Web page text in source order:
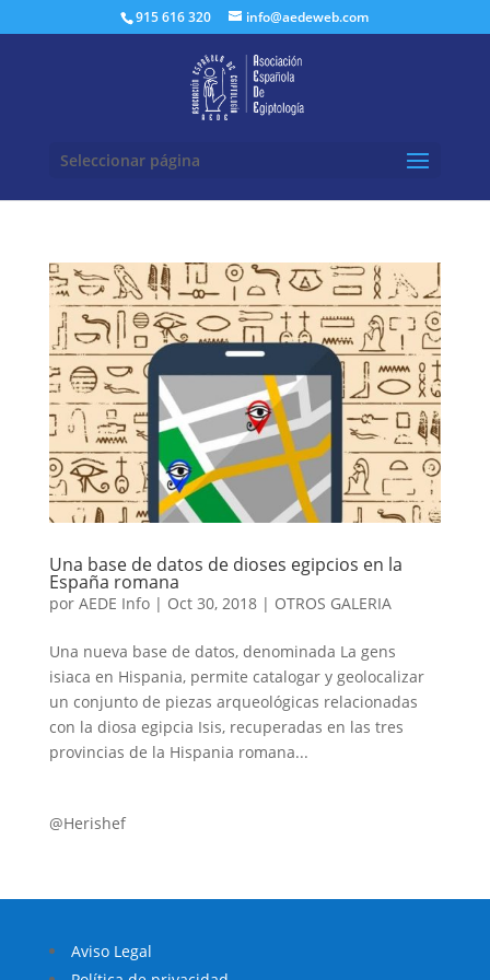
915 616 320 info@aedeweb.com
Seleccionar página
Una base de datos de dioses egipcios en la
España romana
por AEDE Info| Oct 30, 2018| OTROS GALERIA
Una nueva base de datos, denominada La gens
isiaca en Hispania, permite catalogar y geolocalizar
un conjunto de piezas arqueológicas relacionadas
con la diosa egipcia Isis, recuperadas en las tres
provincias de la Hispania romana...
@Herishef
Aviso Legal